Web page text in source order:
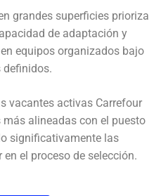
grandes superficies prioriza
de adaptación y
equipos organizados bajo
definidos.
vacantes activas Carrefour
alineadas con el puesto
significativamente las
el proceso de selección.